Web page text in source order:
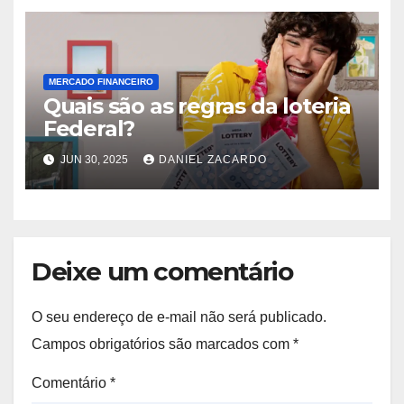
MERCADO FINANCEIRO
Quais são as regras da loteria
Federal?
JUN 30, 2025 DANIEL ZACARDO
Deixe um comentário
O seu endereço de e-mail não será publicado.
Campos obrigatórios são marcados com *
Comentário *